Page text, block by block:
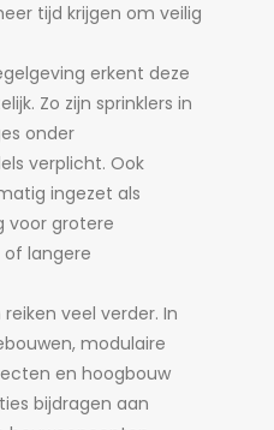
tijd krijgen om veilig
erkent deze
Zo zijn sprinklers in
onder
verplicht. Ook
ingezet als
voor grotere
langere
veel verder. In
modulaire
en hoogbouw
bijdragen aan